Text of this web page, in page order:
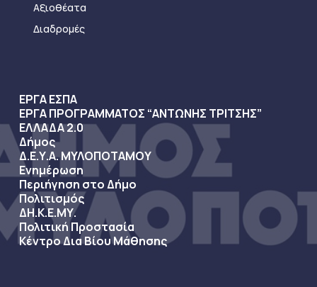
Αξιοθέατα
Διαδρομές
ΕΡΓΑ ΕΣΠΑ
ΕΡΓΑ ΠΡΟΓΡΑΜΜΑΤΟΣ “ΑΝΤΩΝΗΣ ΤΡΙΤΣΗΣ”
ΕΛΛΑΔΑ 2.0
Δήμος
Δ.Ε.Υ.Α. ΜΥΛΟΠΟΤΑΜΟΥ
Ενημέρωση
Περιήγηση στο Δήμο
Πολιτισμός
ΔΗ.Κ.Ε.ΜΥ.
Πολιτική Προστασία
Κέντρο Δια Βίου Μάθησης